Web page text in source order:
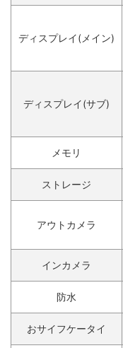
ディスプレイ(メイン)
ディスプレイ(サブ)
メモリ
ストレージ
アウトカメラ
インカメラ
防水
おサイフケータイ